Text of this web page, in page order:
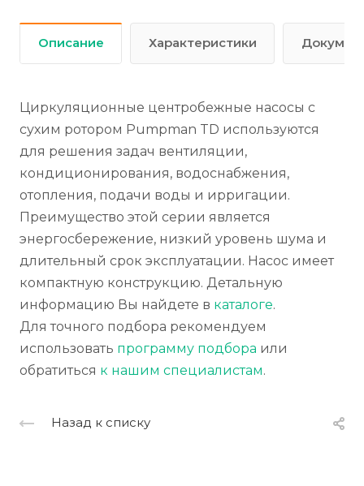
Описание Характеристики
Циркуляционные центробежные насосы с
сухим ротором Pumpman TD используются
для решения задач вентиляции,
кондиционирования, водоснабжения,
отопления, подачи воды и ирригации.
Преимущество этой серии является
энергосбережение, низкий уровень шума и
длительный срок эксплуатации. Насос имеет
компактную конструкцию. Детальную
информацию Вы найдете в каталоге.
Для точного подбора рекомендуем
использовать программу подбора или
обратиться к нашим специалистам.
Назад к списку